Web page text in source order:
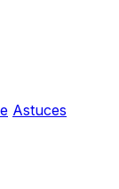
Astuces